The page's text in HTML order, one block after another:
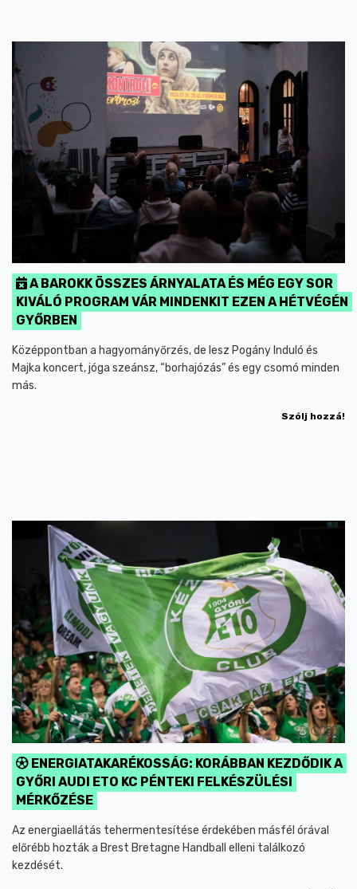
A BAROKK ÖSSZES ÁRNYALATA ÉS MÉG EGY SOR
KIVÁLÓ PROGRAM VÁR MINDENKIT EZEN A HÉTVÉGÉN
GYŐRBEN
Középpontban a hagyományőrzés, de lesz Pogány Induló és
Majka koncert, jóga szeánsz, “borhajózás” és egy csomó minden
más.
Szólj hozzá!
ENERGIATAKARÉKOSSÁG: KORÁBBAN KEZDŐDIK A
GYŐRI AUDI ETO KC PÉNTEKI FELKÉSZÜLÉSI
MÉRKŐZÉSE
Az energiaellátás tehermentesítése érdekében másfél órával
előrébb hozták a Brest Bretagne Handball elleni találkozó
kezdését.